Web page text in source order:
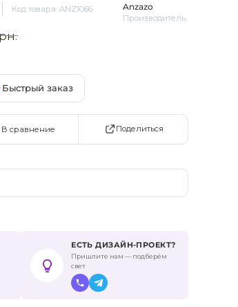
Код товара: ANZ1066
Anzazo
Производитель
Быстрый заказ
В сравнение Поделиться
ЕСТЬ ДИЗАЙН-ПРОЕКТ?
Пришлите нам — подберём
свет